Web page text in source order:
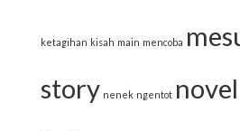
ketagihan kisah main mencoba
story nenek ngentot novel